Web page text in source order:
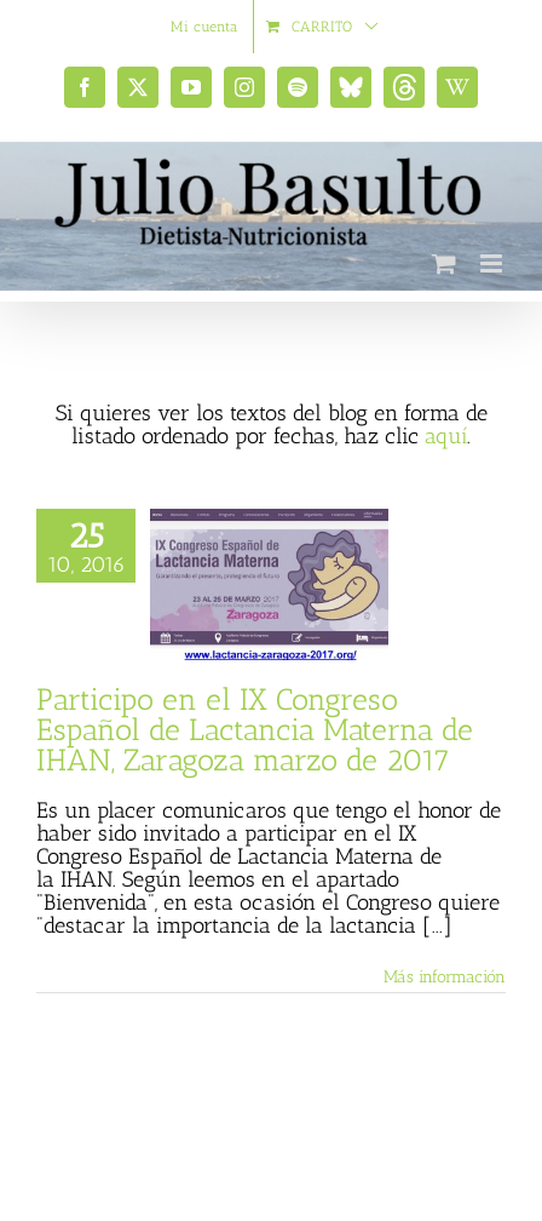
Mi cuenta CARRITO
Facebook
X YouTubeInstagramSpotifyBluesky
social
ThreadsWikipedia
Si quieres ver los textos del blog en forma de
listado ordenado por fechas, haz clic aquí.
25
10, 2016
en el IX
Español de
Materna de
personal)
Participo en el IX Congreso
Español de Lactancia Materna de
IHAN, Zaragoza marzo de 2017
Es un placer comunicaros que tengo el honor de
haber sido invitado a participar en el IX
Congreso Español de Lactancia Materna de
la IHAN. Según leemos en el apartado
"Bienvenida", en esta ocasión el Congreso quiere
"destacar la importancia de la lactancia [...]
Más información